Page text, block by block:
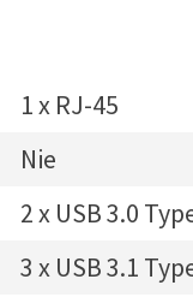
1 x RJ-45
Nie
2 x USB 3.0
3 x USB 3.1